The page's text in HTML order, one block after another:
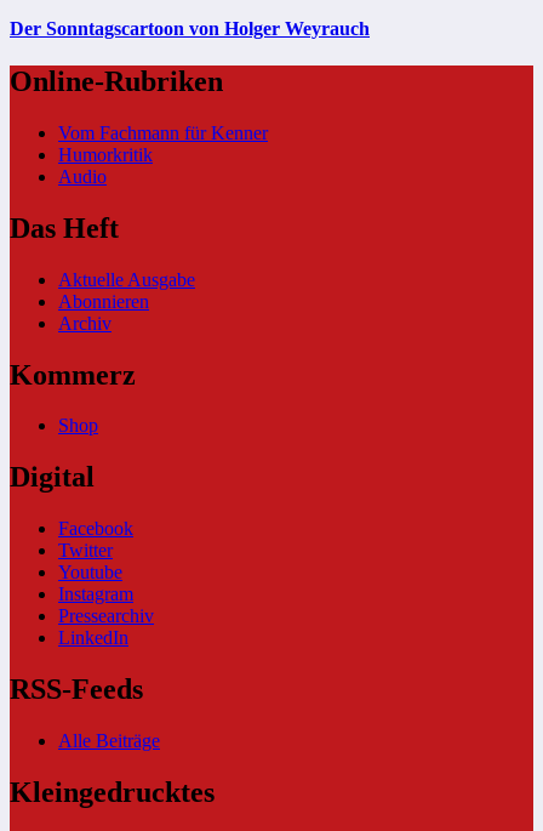
Der Sonntagscartoon von Holger Weyrauch
Online-Rubriken
Vom Fachmann für Kenner
Humorkritik
Audio
Das Heft
Aktuelle Ausgabe
Abonnieren
Archiv
Kommerz
Shop
Digital
Facebook
Twitter
Youtube
Instagram
Pressearchiv
LinkedIn
RSS-Feeds
Alle Beiträge
Kleingedrucktes